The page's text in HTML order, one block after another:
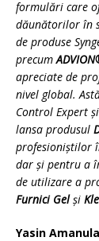
formulări care
dăunătorilor în
de produse
precum
apreciate de
nivel global.
Control Expert
lansa produsul
profesioniștilor
dar și pentru a
de utilizare a
Furnici Gelși
Yasin